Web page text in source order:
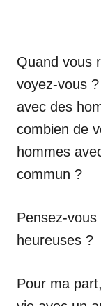
Quand vous
voyez-vous
avec des
combien de
hommes
commun ?
Pensez-
heureuses ?
Pour ma